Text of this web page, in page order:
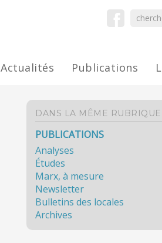
Actualités Publications
DANS LA MÊME RUBRIQUE
PUBLICATIONS
Analyses
Études
Marx, à mesure
Newsletter
Bulletins des locales
Archives